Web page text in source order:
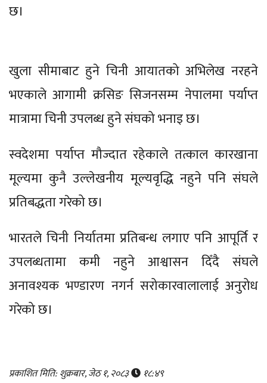
छ।
खुला सीमाबाट हुने चिनी आयातको अभिलेख नरहने
भएकाले आगामी क्रसिङ सिजनसम्म नेपालमा पर्याप्त
मात्रामा चिनी उपलब्ध हुने संघको भनाइ छ।
स्वदेशमा पर्याप्त मौज्दात रहेकाले तत्काल कारखाना
मूल्यमा कुनै उल्लेखनीय मूल्यवृद्धि नहुने पनि संघले
प्रतिबद्धता गरेको छ।
भारतले चिनी निर्यातमा प्रतिबन्ध लगाए पनि आपूर्ति र
उपलब्धतामा कमी नहुने आश्वासन दिँदै संघले
अनावश्यक भण्डारण नगर्न सरोकारवालालाई अनुरोध
गरेको छ।
प्रकाशित मिति: शुक्रबार, जेठ १, २०८३ १८:४९